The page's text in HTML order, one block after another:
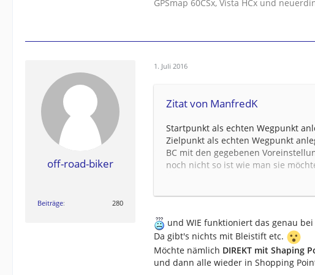
GPSmap 60CSx, Vista HCx und
off-road-biker
Beiträge 280
1. Juli 2016
Zitat von ManfredK
Startpunkt als echten Wegpunkt
Zielpunkt als echten Wegpunkt
BC mit den gegebenen
noch nicht so ist wie man sie
Aus dem Menü die Funktion
Mit linksklick Route aufnehmen
fallen lassen (Shaping point ohne
Solange neue Punkte setzen bis
entspricht
und WIE funktioniert das genau bei
Da gibt's nichts mit Bleistift etc.
Möchte nämlich DIREKT mit Shaping
und dann alle wieder in Shopping